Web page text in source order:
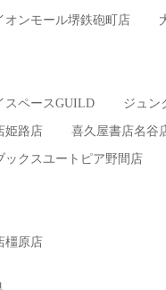
オンモール堺鉄砲町店
スペースGUILD ジュン
姫路店 喜久屋書店名谷
ックスユートピア野間店
橿原店